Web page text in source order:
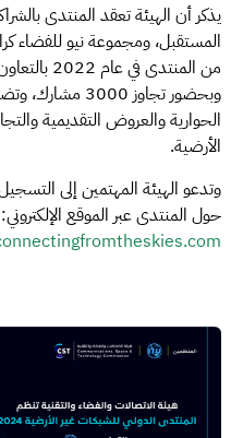
يذكر أن الهيئة تعقد المنتدى
المستقبل، ومجموعة نيو للفضاء
وبحضور تجاوز
الحوارية والعروض التقديمية
الأرضية.
وتدعو الهيئة المهتمين إلى
حول المنتدى عبر الموقع الإلكتروني: